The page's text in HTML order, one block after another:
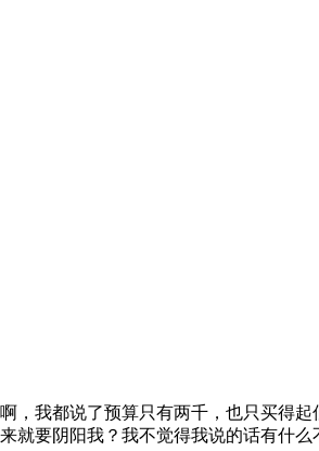
，我都说了预算只有两千，也只买得起
就要阴阳我？我不觉得我说的话有什